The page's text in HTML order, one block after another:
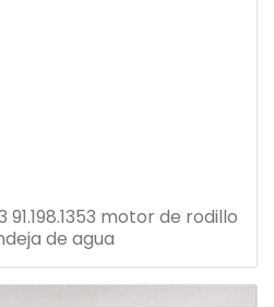
91.198.1353 motor de rodillo
de agua